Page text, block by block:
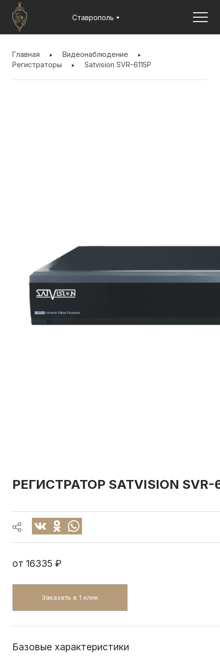
Ставрополь
ЗДЕСЬ
Главная
Видеонаблюдение
Регистраторы
Satvision SVR-6115P
РЕГИСТРАТОР SATVISION SVR-
от 16335 ₽
Заказать в 1 клик
Базовые характеристики